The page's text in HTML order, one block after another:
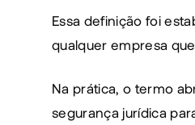
Essa definição foi
qualquer empresa
Na prática, o termo
segurança jurídica